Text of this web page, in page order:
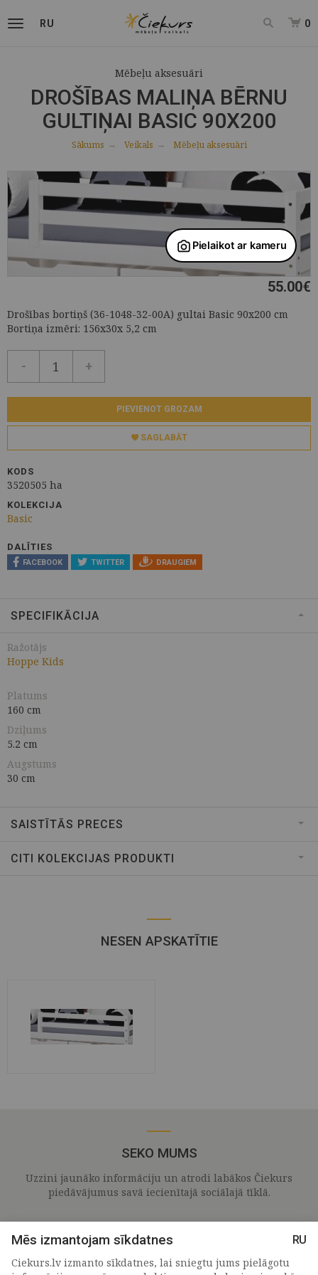
RU 0
Mēbeļu aksesuāri
DROŠĪBAS MALIŅA BĒRNU
GULTIŅAI BASIC 90X200
Sākums Veikals Mēbeļu aksesuāri
55.00€
Drošības bortiņš (36-1048-32-00A) gultai Basic 90x200 cm
Bortiņa izmēri: 156x30x 5,2 cm
- +
PIEVIENOT GROZAM
SAGLABĀT
KODS
3520505 ha
KOLEKCIJA
Basic
DALĪTIES
FACEBOOK TWITTER DRAUGIEM
SPECIFIKĀCIJA
Ražotājs
Hoppe Kids
Platums
160 cm
Dziļums
5.2 cm
Augstums
30 cm
SAISTĪTĀS PRECES
CITI KOLEKCIJAS PRODUKTI
NESEN APSKATĪTIE
SEKO MUMS
Uzzini jaunāko informāciju un atrodi labākos Čiekurs
piedāvājumus savā iecienītajā sociālajā tīklā.
Mēs izmantojam sīkdatnes
RU
Ciekurs.lv izmanto sīkdatnes, lai sniegtu jums pielāgotu